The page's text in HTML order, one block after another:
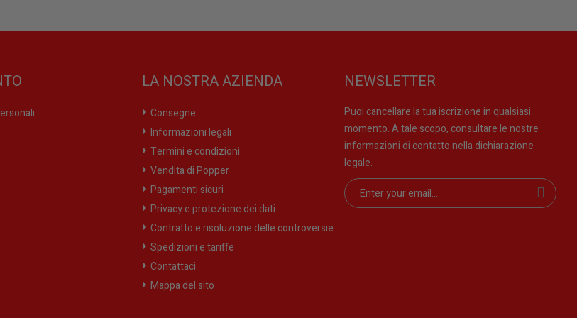
LA NOSTRA AZIENDA
Consegne
Informazioni legali
Termini e condizioni
Vendita di Popper
Pagamenti sicuri
Privacy e protezione dei dati
Contratto e risoluzione delle controversie
Spedizioni e tariffe
Contattaci
Mappa del sito
NEWSLETTER
Puoi cancellare la tua iscrizione in qualsiasi
momento. A tale scopo, consultare le nostre
informazioni di contatto nella dichiarazione
legale.